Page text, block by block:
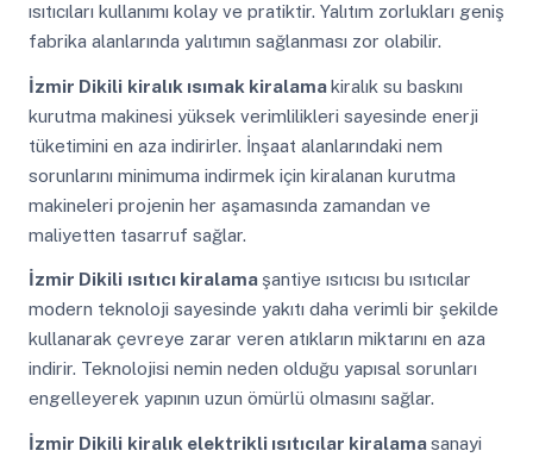
ısıtıcıları kullanımı kolay ve pratiktir. Yalıtım zorlukları geniş
fabrika alanlarında yalıtımın sağlanması zor olabilir.
İzmir Dikili kiralık ısımak kiralamakiralık su baskını
kurutma makinesi yüksek verimlilikleri sayesinde enerji
tüketimini en aza indirirler. İnşaat alanlarındaki nem
sorunlarını minimuma indirmek için kiralanan kurutma
makineleri projenin her aşamasında zamandan ve
maliyetten tasarruf sağlar.
İzmir Dikili ısıtıcı kiralama şantiye ısıtıcısı bu ısıtıcılar
modern teknoloji sayesinde yakıtı daha verimli bir şekilde
kullanarak çevreye zarar veren atıkların miktarını en aza
indirir. Teknolojisi nemin neden olduğu yapısal sorunları
engelleyerek yapının uzun ömürlü olmasını sağlar.
İzmir Dikili kiralık elektrikli ısıtıcılar kiralamasanayi